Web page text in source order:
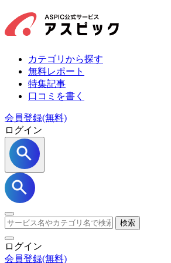
カテゴリから探す
無料レポート
特集記事
口コミを書く
会員登録(無料)
ログイン
検索
ログイン
会員登録(無料)